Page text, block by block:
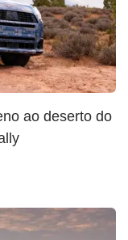
ao deserto do